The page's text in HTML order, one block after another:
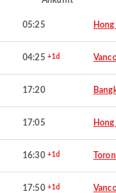
05:25
04:25 +1d
17:20
17:05
16:30 +1d
17:50 +1d